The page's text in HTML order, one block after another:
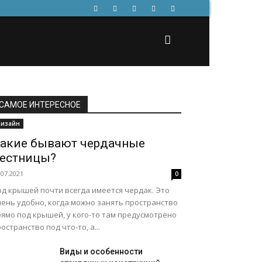
ИНТЕРЕСНОЕ
бывают чердачные
0
крышей почти всегда имеется чердак. Это
удобно, когда можно занять пространство
под крышей, у кого-то там предусмотрено
под что-то, а...
Виды и особенности